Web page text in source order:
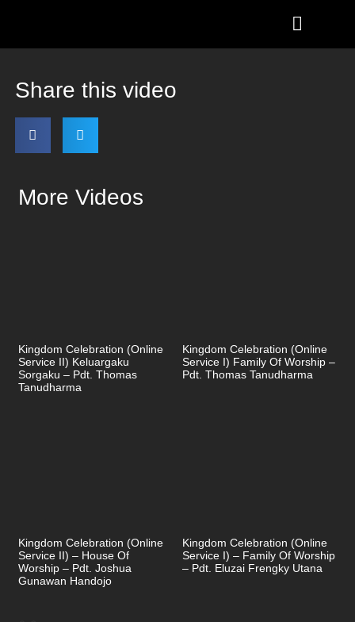
Share this video
More Videos
Kingdom Celebration (Online
Service II) Keluargaku
Sorgaku – Pdt. Thomas
Tanudharma
Kingdom Celebration (Online
Service I) Family Of Worship –
Pdt. Thomas Tanudharma
Kingdom Celebration (Online
Service II) – House Of
Worship – Pdt. Joshua
Gunawan Handojo
Kingdom Celebration (Online
Service I) – Family Of Worship
– Pdt. Eluzai Frengky Utana